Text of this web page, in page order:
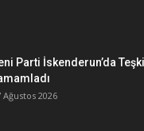
Parti İskenderun’da
Ağustos 2026